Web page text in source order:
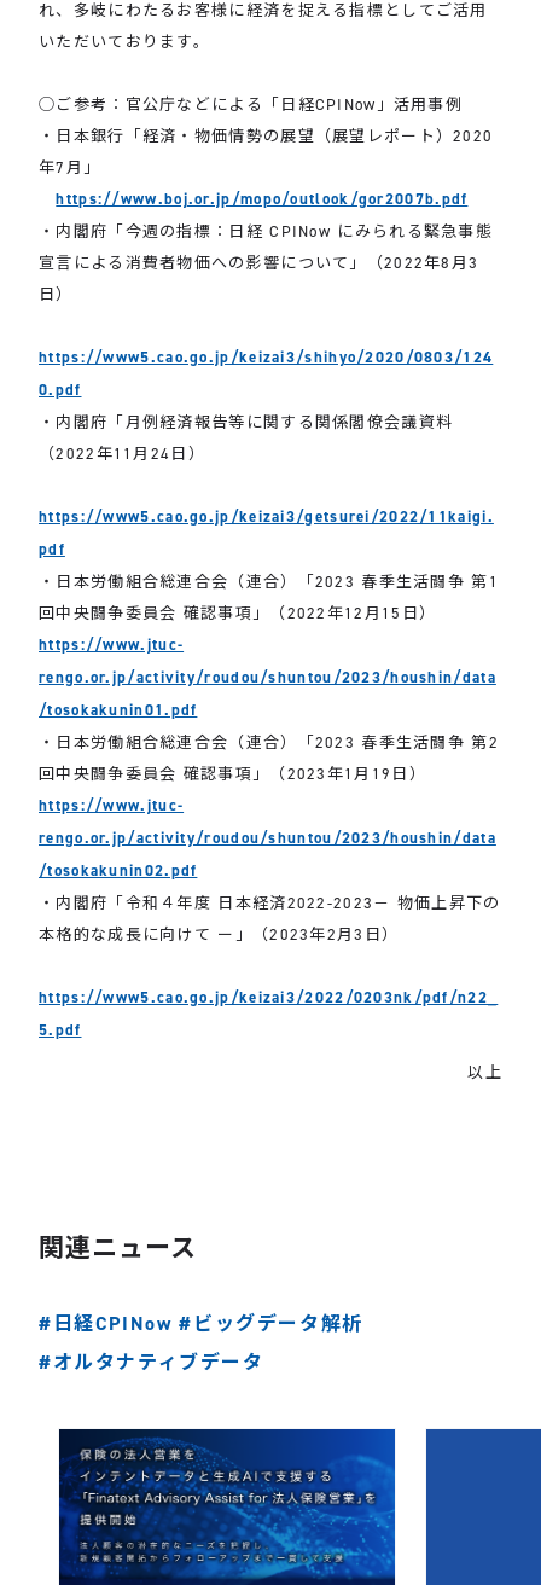
れ、多岐にわたるお客様に経済を捉える指標としてご活用
いただいております。
◯ご参考：官公庁などによる「日経CPINow」活用事例
・日本銀行「経済・物価情勢の展望（展望レポート）2020
年7月」
https://www.boj.or.jp/mopo/outlook/gor2007b.pdf
・内閣府「今週の指標：日経 CPINow にみられる緊急事態
宣言による消費者物価への影響について」（2022年8月3
日）
https://www5.cao.go.jp/keizai3/shihyo/2020/0803/124
0.pdf
・内閣府「月例経済報告等に関する関係閣僚会議資料
（2022年11月24日）
https://www5.cao.go.jp/keizai3/getsurei/2022/11kaigi.
pdf
・日本労働組合総連合会（連合）「2023 春季生活闘争 第1
回中央闘争委員会 確認事項」（2022年12月15日）
https://www.jtuc-
rengo.or.jp/activity/roudou/shuntou/2023/houshin/data
/tosokakunin01.pdf
・日本労働組合総連合会（連合）「2023 春季生活闘争 第2
回中央闘争委員会 確認事項」（2023年1月19日）
https://www.jtuc-
rengo.or.jp/activity/roudou/shuntou/2023/houshin/data
/tosokakunin02.pdf
・内閣府「令和４年度 日本経済2022-2023－ 物価上昇下の
本格的な成長に向けて ー」（2023年2月3日）
https://www5.cao.go.jp/keizai3/2022/0203nk/pdf/n22_
5.pdf
以上
関連ニュース
#日経CPINow #ビッグデータ解析
#オルタナティブデータ